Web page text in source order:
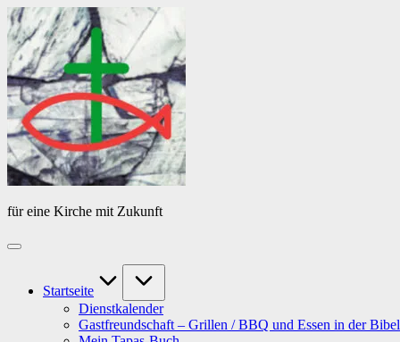
Skip
to
content
von
PfarrerB
für eine Kirche mit Zukunft
Startseite
Dienstkalender
Gastfreundschaft – Grillen / BBQ und Essen in der Bibel